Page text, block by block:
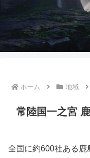
ホーム 地域
常陸国一之宮
全国に約600社ある鹿